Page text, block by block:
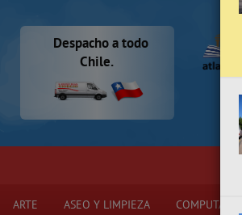
Despacho a todo
Chile.
ARTE ASEO Y LIMPIEZA